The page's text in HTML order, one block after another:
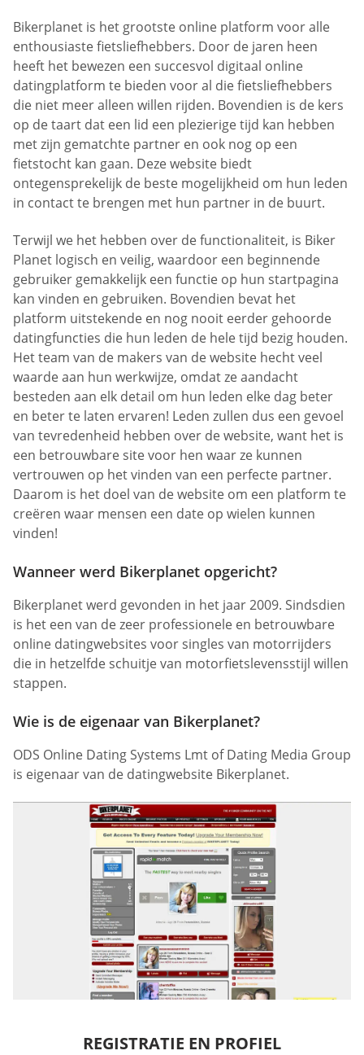
Bikerplanet is het grootste online platform voor alle
enthousiaste fietsliefhebbers. Door de jaren heen
heeft het bewezen een succesvol digitaal online
datingplatform te bieden voor al die fietsliefhebbers
die niet meer alleen willen rijden. Bovendien is de kers
op de taart dat een lid een plezierige tijd kan hebben
met zijn gematchte partner en ook nog op een
fietstocht kan gaan. Deze website biedt
ontegensprekelijk de beste mogelijkheid om hun leden
in contact te brengen met hun partner in de buurt.
Terwijl we het hebben over de functionaliteit, is Biker
Planet logisch en veilig, waardoor een beginnende
gebruiker gemakkelijk een functie op hun startpagina
kan vinden en gebruiken. Bovendien bevat het
platform uitstekende en nog nooit eerder gehoorde
datingfuncties die hun leden de hele tijd bezig houden.
Het team van de makers van de website hecht veel
waarde aan hun werkwijze, omdat ze aandacht
besteden aan elk detail om hun leden elke dag beter
en beter te laten ervaren! Leden zullen dus een gevoel
van tevredenheid hebben over de website, want het is
een betrouwbare site voor hen waar ze kunnen
vertrouwen op het vinden van een perfecte partner.
Daarom is het doel van de website om een platform te
creëren waar mensen een date op wielen kunnen
vinden!
Wanneer werd Bikerplanet opgericht?
Bikerplanet werd gevonden in het jaar 2009. Sindsdien
is het een van de zeer professionele en betrouwbare
online datingwebsites voor singles van motorrijders
die in hetzelfde schuitje van motorfietslevensstijl willen
stappen.
Wie is de eigenaar van Bikerplanet?
ODS Online Dating Systems Lmt of Dating Media Group
is eigenaar van de datingwebsite Bikerplanet.
REGISTRATIE EN PROFIEL